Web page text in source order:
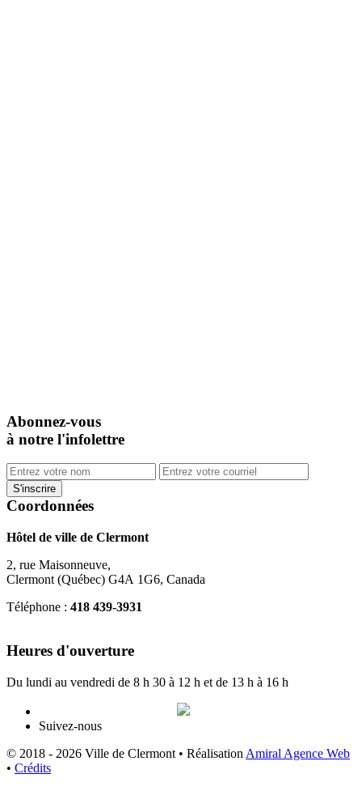
Abonnez-vous
à notre l'infolettre
Coordonnées
Hôtel de ville de Clermont
2, rue Maisonneuve,
Clermont (Québec) G4A 1G6, Canada
Téléphone : 418 439-3931
Heures d'ouverture
Du lundi au vendredi de 8 h 30 à 12 h et de 13 h à 16 h
Suivez-nous
© 2018 - 2026 Ville de Clermont • Réalisation Amiral Agence Web
• Crédits